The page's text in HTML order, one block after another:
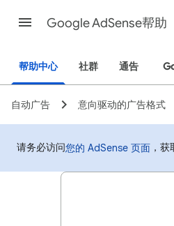
Google AdSense帮助
帮助中心 社群 通告
自动广告 意向驱动的广告格式
请务必访问您的 AdSense 页面 ，